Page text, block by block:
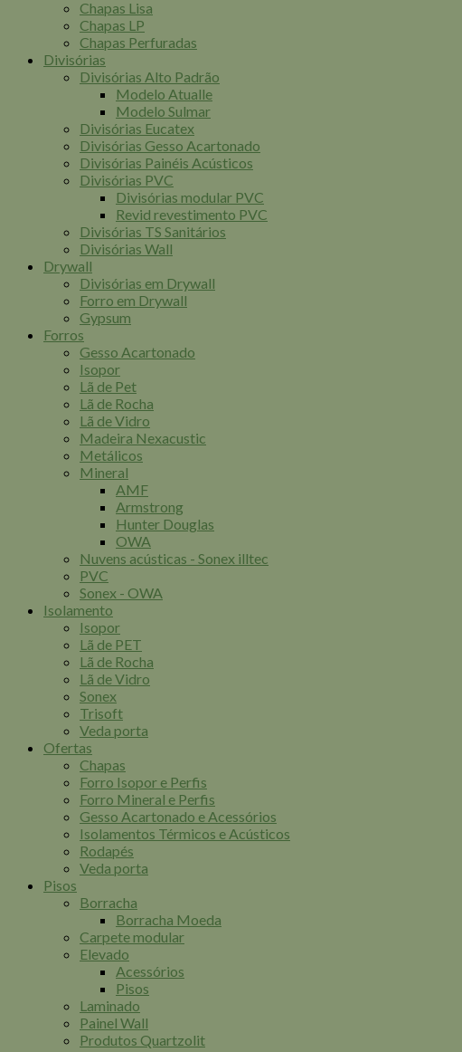
Chapas Lisa
Chapas LP
Chapas Perfuradas
Divisórias
Divisórias Alto Padrão
Modelo Atualle
Modelo Sulmar
Divisórias Eucatex
Divisórias Gesso Acartonado
Divisórias Painéis Acústicos
Divisórias PVC
Divisórias modular PVC
Revid revestimento PVC
Divisórias TS Sanitários
Divisórias Wall
Drywall
Divisórias em Drywall
Forro em Drywall
Gypsum
Forros
Gesso Acartonado
Isopor
Lã de Pet
Lã de Rocha
Lã de Vidro
Madeira Nexacustic
Metálicos
Mineral
AMF
Armstrong
Hunter Douglas
OWA
Nuvens acústicas - Sonex illtec
PVC
Sonex - OWA
Isolamento
Isopor
Lã de PET
Lã de Rocha
Lã de Vidro
Sonex
Trisoft
Veda porta
Ofertas
Chapas
Forro Isopor e Perfis
Forro Mineral e Perfis
Gesso Acartonado e Acessórios
Isolamentos Térmicos e Acústicos
Rodapés
Veda porta
Pisos
Borracha
Borracha Moeda
Carpete modular
Elevado
Acessórios
Pisos
Laminado
Painel Wall
Produtos Quartzolit